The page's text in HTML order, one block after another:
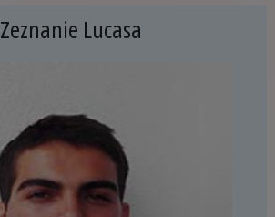
Zeznanie Lucasa